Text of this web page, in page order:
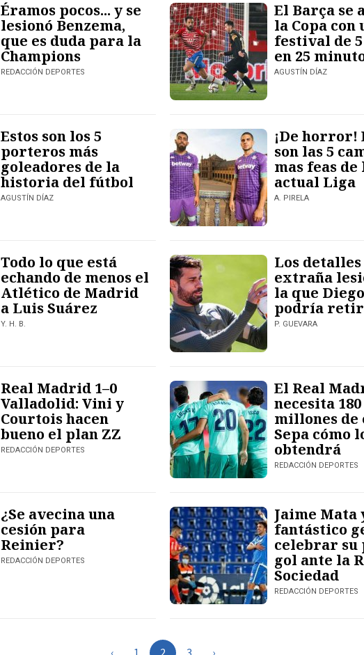
Éramos pocos... y se
lesionó Benzema,
que es duda para la
Champions
REDACCIÓN DEPORTES
El Barça se
la Copa con
festival de
en 25
AGUSTÍN DÍAZ
Estos son los 5
porteros más
goleadores de la
historia del fútbol
AGUSTÍN DÍAZ
¡De horror!
son las 5
mas feas de
actual Liga
A. PIRELA
Todo lo que está
echando de menos el
Atlético de Madrid
a Luis Suárez
Y. H. B.
Los
extraña
la que
podría
P. GUEVARA
Real Madrid 1–0
Valladolid: Vini y
Courtois hacen
bueno el plan ZZ
REDACCIÓN DEPORTES
El Real
necesita 180
millones de
Sepa cómo
obtendrá
REDACCIÓN DEPORTES
¿Se avecina una
cesión para
Reinier?
REDACCIÓN DEPORTES
Jaime Mata
fantástico
celebrar
gol ante la
Sociedad
REDACCIÓN DEPORTES